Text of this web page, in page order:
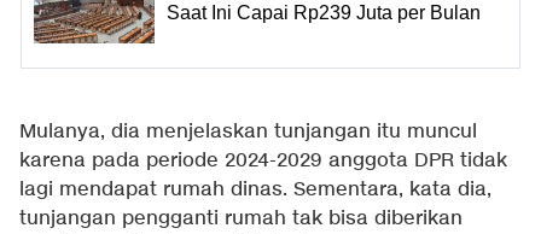
Saat Ini Capai Rp239 Juta per Bulan
Mulanya, dia menjelaskan tunjangan itu muncul
karena pada periode 2024-2029 anggota DPR tidak
lagi mendapat rumah dinas. Sementara, kata dia,
tunjangan pengganti rumah tak bisa diberikan